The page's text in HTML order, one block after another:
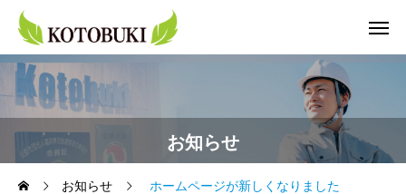
お知らせ
お知らせ ホームページが新しくなりました